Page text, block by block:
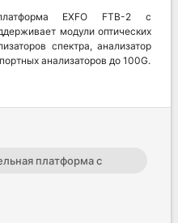
EXFO FTB-2 с
модули оптических
спектра, анализатор
анализаторов до 100G.
платформа с